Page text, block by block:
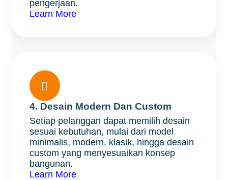
pengerjaan.
Learn More

4. Desain Modern Dan Custom
Setiap pelanggan dapat memilih desain
sesuai kebutuhan, mulai dari model
minimalis, modern, klasik, hingga desain
custom yang menyesuaikan konsep
bangunan.
Learn More